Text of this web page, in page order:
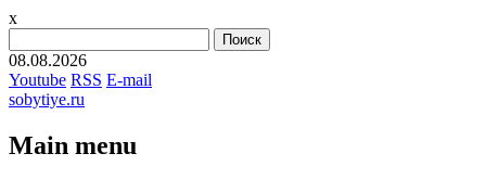
x
08.08.2026
Youtube RSS E-mail
sobytiye.ru
Main menu